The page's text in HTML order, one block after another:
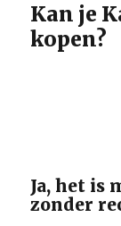
Kan je
kopen?
Ja, het is
zonder